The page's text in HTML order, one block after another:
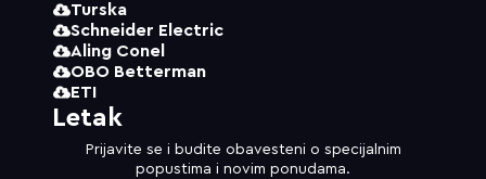
Turska
Schneider Electric
Aling Conel
OBO Betterman
ETI
Letak
Prijavite se i budite obavesteni o specijalnim
popustima i novim ponudama.